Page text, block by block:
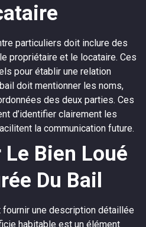
particuliers doit inclure des
propriétaire et le locataire. Ces
pour établir une relation
doit mentionner les noms,
des deux parties. Ces
d’identifier clairement les
la communication future.
Bien Loué
Du Bail
une description détaillée
habitable est un élément